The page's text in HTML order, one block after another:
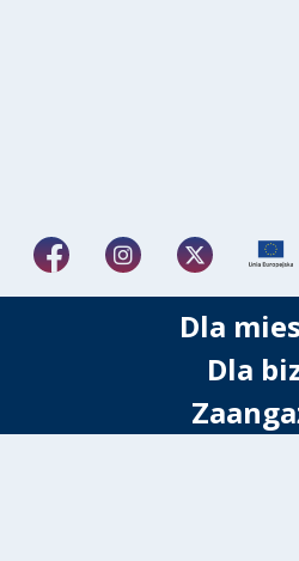
Dla
Dla